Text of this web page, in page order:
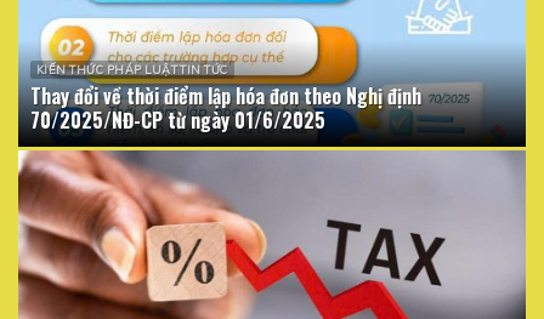
KIẾN THỨC PHÁP LUẬT TIN TỨC
Thay đổi về thời điểm lập hóa đơn theo Nghị định
70/2025/NĐ-CP từ ngày 01/6/2025